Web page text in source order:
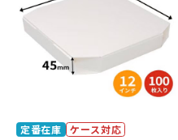
定番在庫 ケース対応